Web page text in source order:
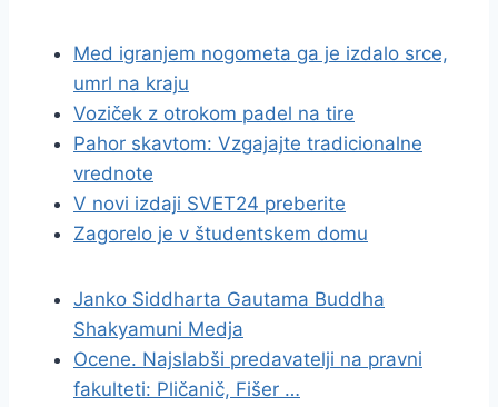
Med igranjem nogometa ga je izdalo srce,
umrl na kraju
Voziček z otrokom padel na tire
Pahor skavtom: Vzgajajte tradicionalne
vrednote
V novi izdaji SVET24 preberite
Zagorelo je v študentskem domu
Janko Siddharta Gautama Buddha
Shakyamuni Medja
Ocene. Najslabši predavatelji na pravni
fakulteti: Pličanič, Fišer …